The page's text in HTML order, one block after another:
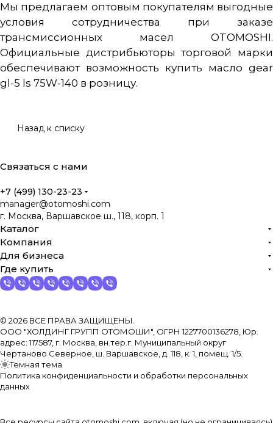
Мы предлагаем оптовым покупателям выгодные
условия сотрудничества при заказе
трансмиссионных масел OTOMOSHI.
Официальные дистрибьюторы торговой марки
обеспечивают возможность купить масло gear
gl-5 ls 75W-140 в розницу.
Назад к списку
Связаться с нами
+7 (499) 130-23-23
manager@otomoshi.com
г. Москва, Варшавское ш., 118, корп. 1
Каталог
Компания
Для бизнеса
Где купить
© 2026 ВСЕ ПРАВА ЗАЩИЩЕНЫ.
ООО "ХОЛДИНГ ГРУПП ОТОМОШИ", ОГРН 1227700136278, Юр.
адрес: 117587, г. Москва, вн.тер.г. Муниципальный округ
Чертаново Северное, ш. Варшавское, д. 118, к. 1, помещ. 1/5.
Темная тема
Политика конфиденциальности и обработки персональных
данных